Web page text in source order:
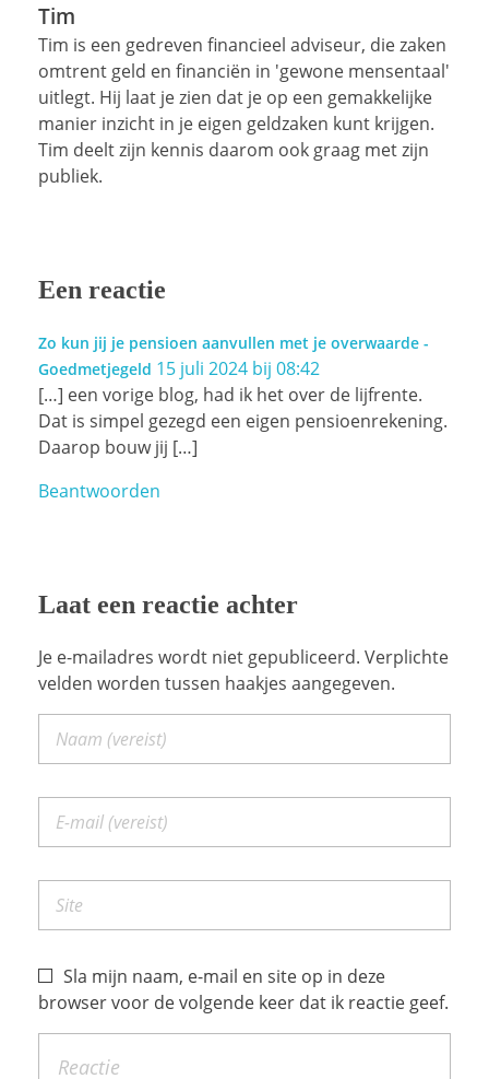
Tim
Tim is een gedreven financieel adviseur, die zaken
omtrent geld en financiën in 'gewone mensentaal'
uitlegt. Hij laat je zien dat je op een gemakkelijke
manier inzicht in je eigen geldzaken kunt krijgen.
Tim deelt zijn kennis daarom ook graag met zijn
publiek.
Een reactie
Zo kun jij je pensioen aanvullen met je overwaarde -
Goedmetjegeld 15 juli 2024 bij 08:42
[…] een vorige blog, had ik het over de lijfrente.
Dat is simpel gezegd een eigen pensioenrekening.
Daarop bouw jij […]
Beantwoorden
Laat een reactie achter
Je e-mailadres wordt niet gepubliceerd. Verplichte
velden worden tussen haakjes aangegeven.
Sla mijn naam, e-mail en site op in deze
browser voor de volgende keer dat ik reactie geef.